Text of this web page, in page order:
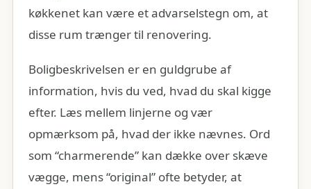
køkkenet kan være et advarselstegn om, at
disse rum trænger til renovering.
Boligbeskrivelsen er en guldgrube af
information, hvis du ved, hvad du skal kigge
efter. Læs mellem linjerne og vær
opmærksom på, hvad der ikke nævnes. Ord
som “charmerende” kan dække over skæve
vægge, mens “original” ofte betyder, at